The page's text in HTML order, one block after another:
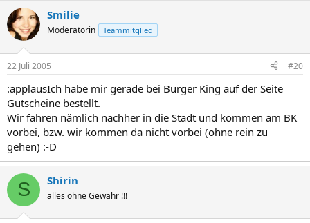
Smilie
Moderatorin Teammitglied
22 Juli 2005 #20
:applausIch habe mir gerade bei Burger King auf der Seite
Gutscheine bestellt.
Wir fahren nämlich nachher in die Stadt und kommen am BK
vorbei, bzw. wir kommen da nicht vorbei (ohne rein zu
gehen) :-D
S Shirin
alles ohne Gewähr !!!